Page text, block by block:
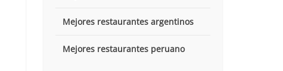
Mejores restaurantes argentinos
Mejores restaurantes peruano